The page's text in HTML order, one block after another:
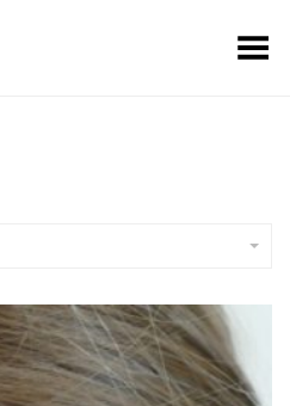
Toggle Menu